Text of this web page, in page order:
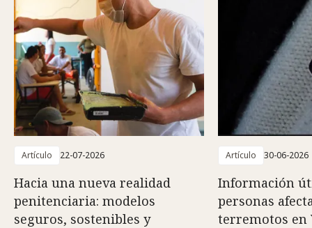
Artículo 22-07-2026
Hacia una nueva realidad
penitenciaria: modelos
seguros, sostenibles y
Artículo 30-06-2026
Información
personas
terremotos en